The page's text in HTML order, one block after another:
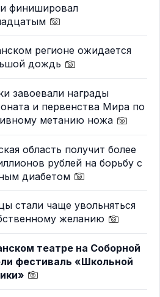
финишировал
регионе ожидается
дождь
завоевали награды
и первенства Мира по
метанию ножа
область получит более
рублей на борьбу с
диабетом
стали чаще увольняться
желанию
театре на Соборной
фестиваль «Школьной